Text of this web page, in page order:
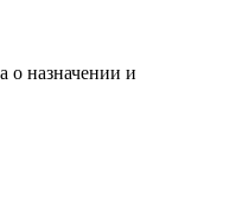
о назначении и